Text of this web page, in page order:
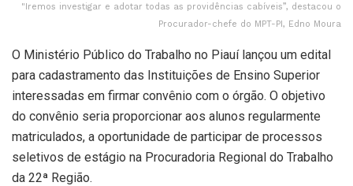
"Iremos investigar e adotar todas as providências cabíveis”, destacou o
Procurador-chefe do MPT-PI, Edno Moura
O Ministério Público do Trabalho no Piauí lançou um edital
para cadastramento das Instituições de Ensino Superior
interessadas em firmar convênio com o órgão. O objetivo
do convênio seria proporcionar aos alunos regularmente
matriculados, a oportunidade de participar de processos
seletivos de estágio na Procuradoria Regional do Trabalho
da 22ª Região.